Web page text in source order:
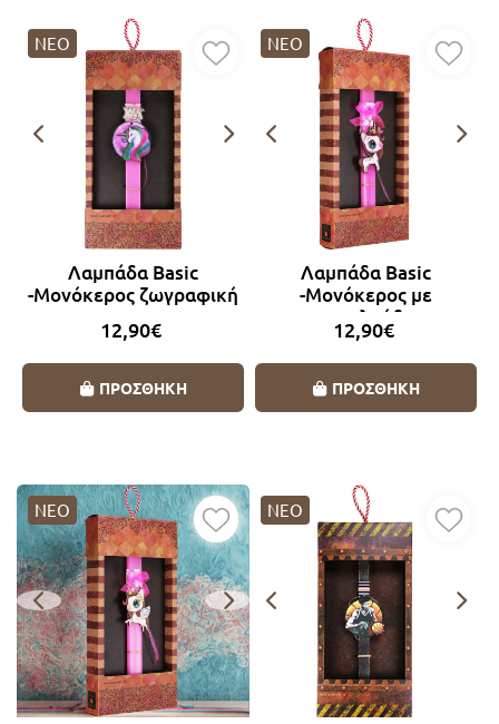
ΝΕΟ
Λαμπάδα Basic
-Μονόκερος ζωγραφική
12,90€
ΠΡΟΣΘΗΚΗ
ΝΕΟ
Λαμπάδα Basic
-Μονόκερος με
πεταλούδα
12,90€
ΠΡΟΣΘΗΚΗ
ΝΕΟ ΝΕΟ